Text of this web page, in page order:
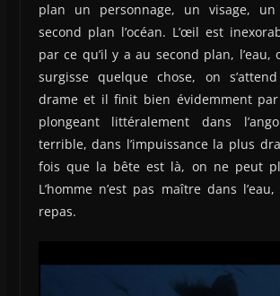
plan un personnage, un visage,
second plan l’océan. L’œil est
par ce qu’il y a au second plan,
surgisse quelque chose, on
drame et il finit bien évidemment
plongeant littéralement dans
terrible, dans l’impuissance la plus
fois que la bête est là, on ne peut
L’homme n’est pas maître dans l’eau,
repas.